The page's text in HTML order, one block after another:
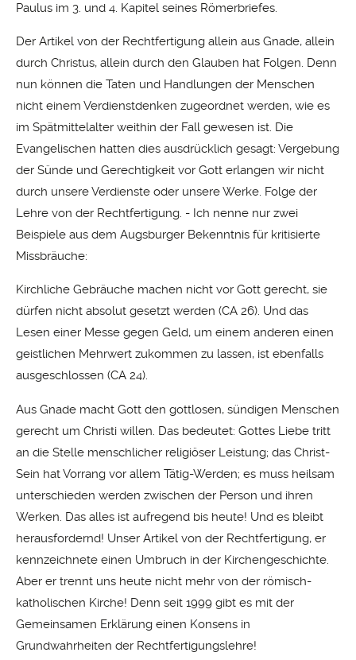
Paulus im 3. und 4. Kapitel seines Römerbriefes.
Der Artikel von der Rechtfertigung allein aus Gnade, allein
durch Christus, allein durch den Glauben hat Folgen. Denn
nun können die Taten und Handlungen der Menschen
nicht einem Verdienstdenken zugeordnet werden, wie es
im Spätmittelalter weithin der Fall gewesen ist. Die
Evangelischen hatten dies ausdrücklich gesagt: Vergebung
der Sünde und Gerechtigkeit vor Gott erlangen wir nicht
durch unsere Verdienste oder unsere Werke. Folge der
Lehre von der Rechtfertigung. - Ich nenne nur zwei
Beispiele aus dem Augsburger Bekenntnis für kritisierte
Missbräuche:
Kirchliche Gebräuche machen nicht vor Gott gerecht, sie
dürfen nicht absolut gesetzt werden (CA 26). Und das
Lesen einer Messe gegen Geld, um einem anderen einen
geistlichen Mehrwert zukommen zu lassen, ist ebenfalls
ausgeschlossen (CA 24).
Aus Gnade macht Gott den gottlosen, sündigen Menschen
gerecht um Christi willen. Das bedeutet: Gottes Liebe tritt
an die Stelle menschlicher religiöser Leistung; das Christ-
Sein hat Vorrang vor allem Tätig-Werden; es muss heilsam
unterschieden werden zwischen der Person und ihren
Werken. Das alles ist aufregend bis heute! Und es bleibt
herausfordernd! Unser Artikel von der Rechtfertigung, er
kennzeichnete einen Umbruch in der Kirchengeschichte.
Aber er trennt uns heute nicht mehr von der römisch-
katholischen Kirche! Denn seit 1999 gibt es mit der
Gemeinsamen Erklärung einen Konsens in
Grundwahrheiten der Rechtfertigungslehre!